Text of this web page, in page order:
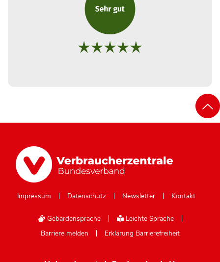
Impressum Datenschutz Newsletter Kontakt
Gebärdensprache
Leichte Sprache
Barriere melden
Erklärung Barrierefreiheit